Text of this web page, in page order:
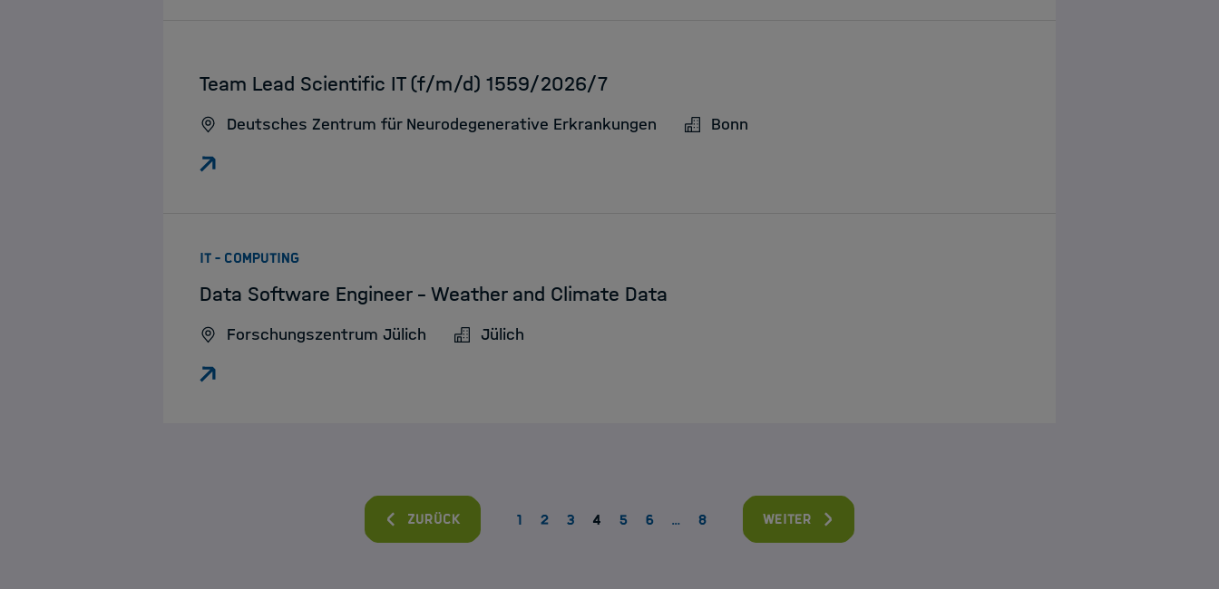
:Team Lead Scientific IT (f/m/d) 1559/2026/7
Deutsches Zentrum für Neurodegenerative Erkrankungen Bonn
IT - COMPUTING:
Data Software Engineer - Weather and Climate Data
Forschungszentrum Jülich Jülich
Zurück 1 2 3 4 5 6 … 8 Weiter